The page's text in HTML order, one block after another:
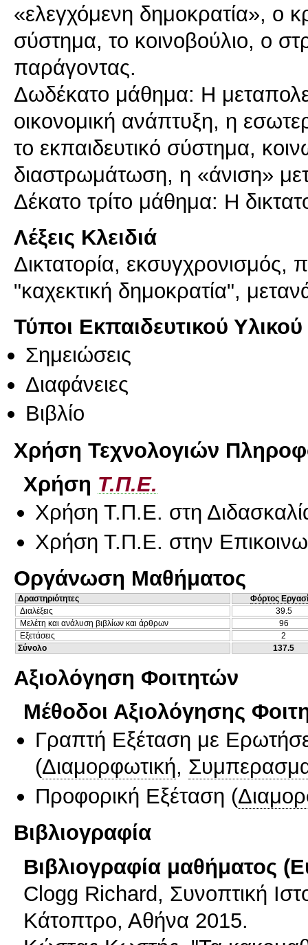
«ελεγχόμενη δημοκρατία», ο
σύστημα, το κοινοβούλιο, ο
παράγοντας.
Δωδέκατο μάθημα: Η
οικονομική ανάπτυξη, η
το εκπαιδευτικό σύστημα,
διαστρωμάτωση, η «άνιση»
Λέξεις Κλειδιά
Δικτατορία,
"καχεκτική δημοκρατία",
Τύποι Εκπαιδευτικού Υλικού
Σημειώσεις
Διαφάνειες
Βιβλίο
Χρήση Τεχνολογιών
Χρήση Τ.Π.Ε.
Χρήση Τ.Π.Ε. στη
Χρήση Τ.Π.Ε. στην
Οργάνωση Μαθήματος
Δραστηριότητες
Φόρτος
Διαλέξεις
39.5
Μελέτη και ανάλυση βιβλίων και άρθρων
96
Εξετάσεις
2
Σύνολο
137.5
Αξιολόγηση Φοιτητών
Μέθοδοι Αξιολόγησης
Γραπτή Εξέταση με
(Διαμορφωτική,
Προφορική Εξέταση (
Βιβλιογραφία
Βιβλιογραφία μαθήματος
Clogg Richard, Συνοπτική
Κάτοπτρο, Αθήνα 2015.